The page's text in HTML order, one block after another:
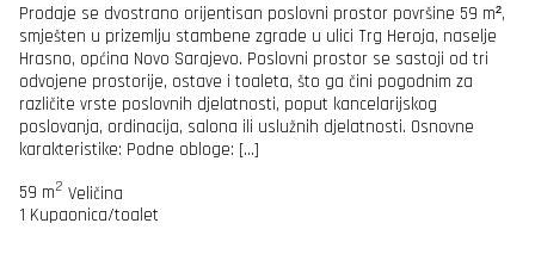
Prodaje se dvostrano orijentisan poslovni prostor površine 59 m²,
smješten u prizemlju stambene zgrade u ulici Trg Heroja, naselje
Hrasno, općina Novo Sarajevo. Poslovni prostor se sastoji od tri
odvojene prostorije, ostave i toaleta, što ga čini pogodnim za
različite vrste poslovnih djelatnosti, poput kancelarijskog
poslovanja, ordinacija, salona ili uslužnih djelatnosti. Osnovne
karakteristike: Podne obloge: […]
59 m2 Veličina
1 Kupaonica/toalet